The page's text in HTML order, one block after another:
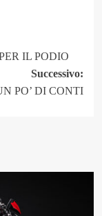
IL PODIO
Successivo:
PO’ DI CONTI